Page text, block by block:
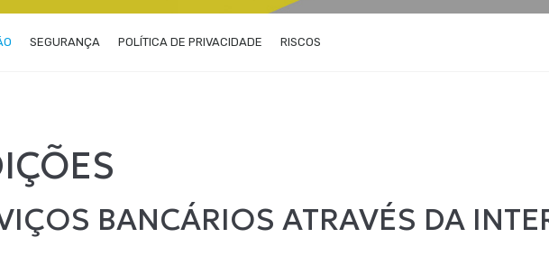
SEGURANÇA POLÍTICA DE PRIVACIDADE RISCOS
BANCÁRIOS ATRAVÉS DA